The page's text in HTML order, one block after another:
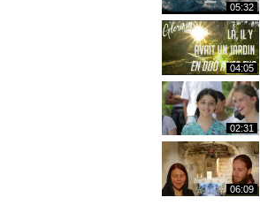
05:32
04:05
02:31
06:09